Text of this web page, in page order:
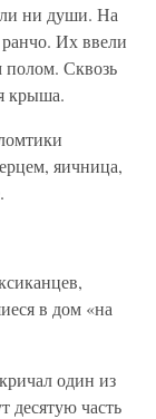
ни души. На
Их ввели
Сквозь
крыша.
яичница,
в дом «на
один из
десятую часть